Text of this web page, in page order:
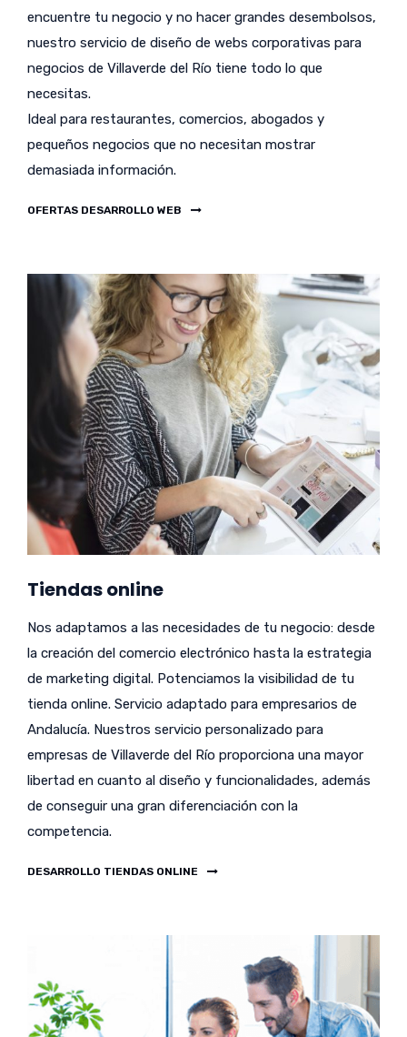
encuentre tu negocio y no hacer grandes desembolsos,
nuestro servicio de diseño de webs corporativas para
negocios de Villaverde del Río tiene todo lo que
necesitas.
Ideal para restaurantes, comercios, abogados y
pequeños negocios que no necesitan mostrar
demasiada información.
OFERTAS DESARROLLO WEB
Tiendas online
Nos adaptamos a las necesidades de tu negocio: desde
la creación del comercio electrónico hasta la estrategia
de marketing digital. Potenciamos la visibilidad de tu
tienda online. Servicio adaptado para empresarios de
Andalucía. Nuestros servicio personalizado para
empresas de Villaverde del Río proporciona una mayor
libertad en cuanto al diseño y funcionalidades, además
de conseguir una gran diferenciación con la
competencia.
DESARROLLO TIENDAS ONLINE